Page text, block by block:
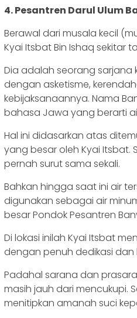
4. Pesantren Darul Ulum
Berawal dari musala kecil
Kyai Itsbat Bin Ishaq sekitar
Dia adalah seorang sarjana
dengan asketisme,
kebijaksanaannya. Nama
bahasa Jawa yang berarti
Hal ini didasarkan atas
yang besar oleh Kyai Itsbat.
pernah surut sama sekali.
Bahkan hingga saat ini air
digunakan sebagai air
besar Pondok Pesantren
Di lokasi inilah Kyai Itsbat
dengan penuh dedikasi dan
Padahal sarana dan
masih jauh dari mencukupi.
menitipkan amanah suci